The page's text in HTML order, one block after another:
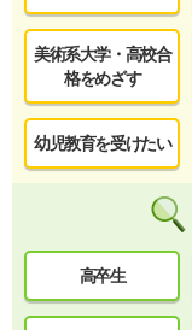
美術系大学・高校合
格をめざす
幼児教育を受けたい
高卒生